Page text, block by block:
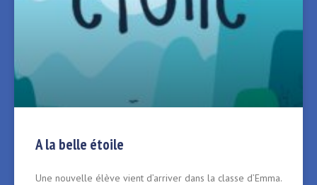
A la belle étoile
Une nouvelle élève vient d’arriver dans la classe d’Emma.